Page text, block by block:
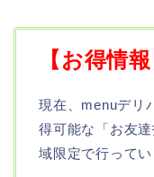
【お得情報
現在、menuデリ
得可能な「お友
域限定で行ってい